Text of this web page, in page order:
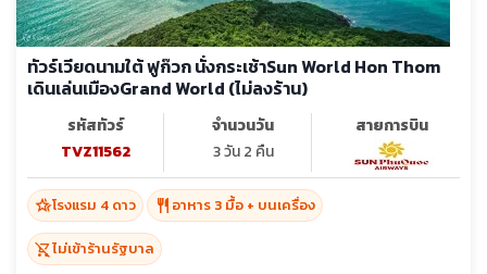
ทัวร์เวียดนามใต้ ฟูก๊วก นั่งกระเช้าSun World Hon Thom
เดินเล่นเมืองGrand World (ไม่ลงร้าน)
รหัสทัวร์
TVZ11562
จำนวนวัน
3 วัน 2 คืน
สายการบิน
hotel_classโรงแรม 4 ดาว restaurant อาหาร 3 มื้อ + บนเครื่อง
shopping_cart_offไม่เข้าร้านรัฐบาล